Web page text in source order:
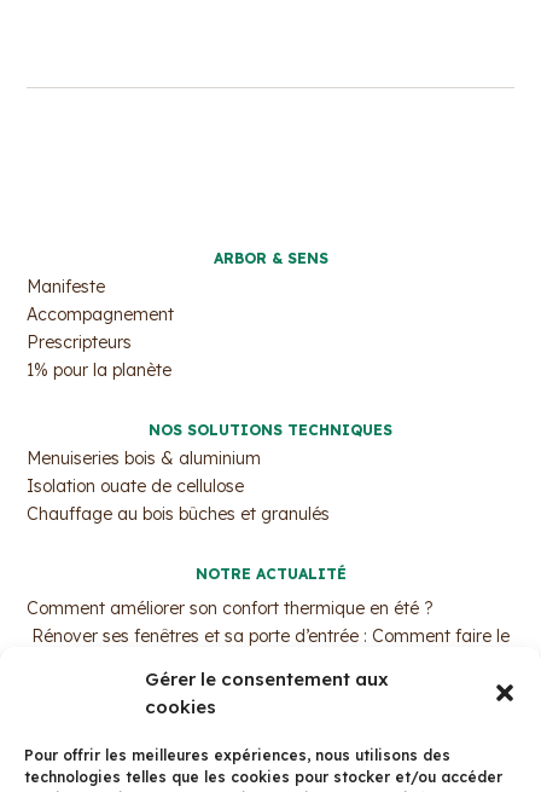
Gérer le consentement aux
cookies
Pour offrir les meilleures expériences, nous utilisons des
technologies telles que les cookies pour stocker et/ou accéder
ARBOR & SENS
Manifeste
Accompagnement
Prescripteurs
1% pour la planète
NOS SOLUTIONS TECHNIQUES
Menuiseries bois & aluminium
Isolation ouate de cellulose
Chauffage au bois bûches et granulés
NOTRE ACTUALITÉ
Comment améliorer son confort thermique en été ?
Rénover ses fenêtres et sa porte d’entrée : Comment faire le
MaPrimeRénov’ : Pourquoi c’est le moment d’agir ?
Trouvez votre professionnel de l’isolation par ouate de
cellulose !
La fenêtre bois aluminium avec Arbor&Sens